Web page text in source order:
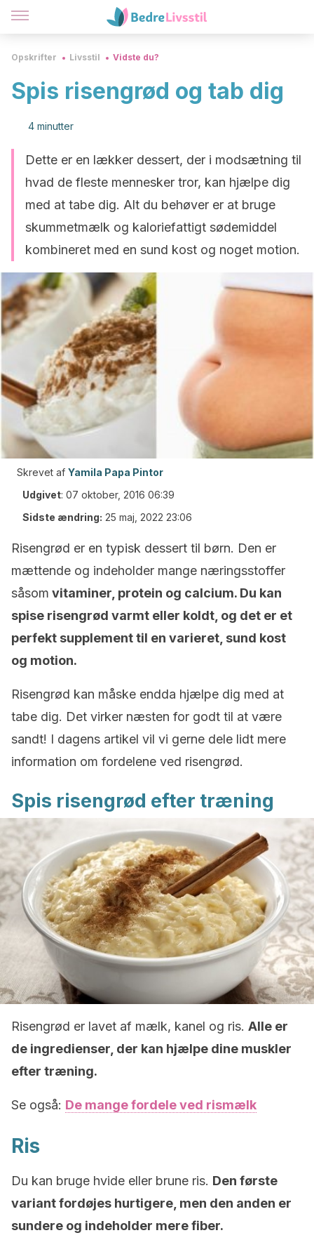
Opskrifter Livsstil Vidste du?
Spis risengrød og tab dig
4 minutter
Dette er en lækker dessert, der i modsætning til
hvad de fleste mennesker tror, kan hjælpe dig
med at tabe dig. Alt du behøver er at bruge
skummetmælk og kaloriefattigt sødemiddel
kombineret med en sund kost og noget motion.
Skrevet af Yamila Papa Pintor
Udgivet: 07 oktober, 2016 06:39
Sidste ændring: 25 maj, 2022 23:06
Risengrød er en typisk dessert til børn. Den er
mættende og indeholder mange næringsstoffer
såsom vitaminer, protein og calcium. Du kan
spise risengrød varmt eller koldt, og det er et
perfekt supplement til en varieret, sund kost
og motion.
Risengrød kan måske endda hjælpe dig med at
tabe dig. Det virker næsten for godt til at være
sandt! I dagens artikel vil vi gerne dele lidt mere
information om fordelene ved risengrød.
Spis risengrød efter træning
Risengrød er lavet af mælk, kanel og ris. Alle er
de ingredienser, der kan hjælpe dine muskler
efter træning.
Se også: De mange fordele ved rismælk
Ris
Du kan bruge hvide eller brune ris. Den første
variant fordøjes hurtigere, men den anden er
sundere og indeholder mere fiber.